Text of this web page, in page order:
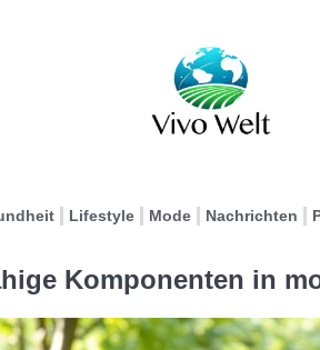
Lifestyle Mode Nachrichten
Komponenten in